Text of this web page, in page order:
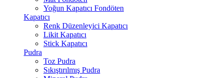
Yoğun Kapatıcı Fondöten
Kapatıcı
Renk Düzenleyici Kapatıcı
Likit Kapatıcı
Stick Kapatıcı
Pudra
Toz Pudra
Sıkıştırılmış Pudra